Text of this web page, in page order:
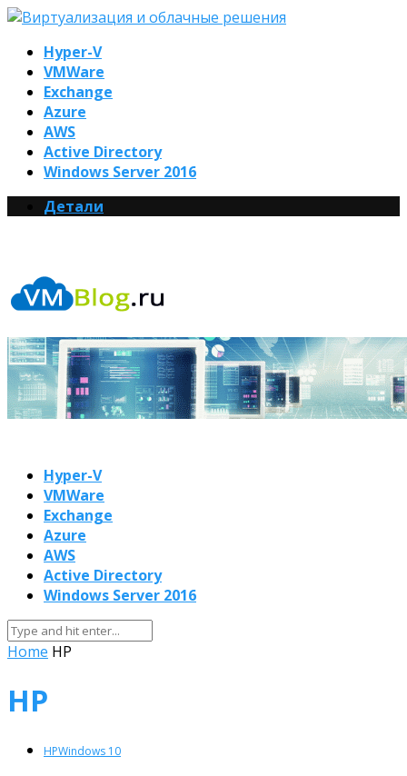
Hyper-V
VMWare
Exchange
Azure
AWS
Active Directory
Windows Server 2016
Детали
Hyper-V
VMWare
Exchange
Azure
AWS
Active Directory
Windows Server 2016
Home HP
HP
HPWindows 10